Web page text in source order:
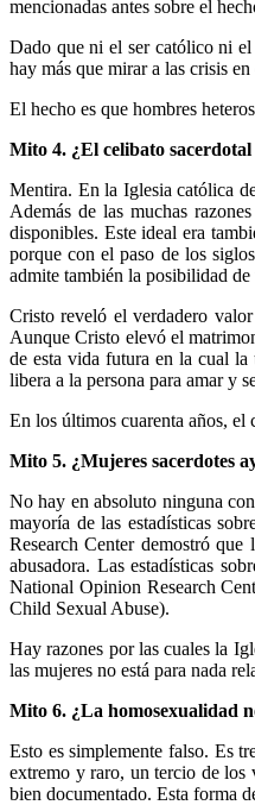
mencionadas antes sobre el
Dado que ni el ser católico ni
hay más que mirar a las crisis
El hecho es que hombres
Mito 4. ¿El celibato
Mentira. En la Iglesia católica
Además de las muchas
disponibles. Este ideal era
porque con el paso de los
admite también la posibilidad de
Cristo reveló el verdadero
Aunque Cristo elevó el
de esta vida futura en la cual
libera a la persona para amar y
En los últimos cuarenta años, el
Mito 5. ¿Mujeres sacerdotes
No hay en absoluto ninguna
mayoría de las estadísticas
Research Center demostró
abusadora. Las estadísticas
National Opinion Research
Child Sexual Abuse).
Hay razones por las cuales la
las mujeres no está para nada
Mito 6. ¿La homosexualidad
Esto es simplemente falso. Es
extremo y raro, un tercio de los
bien documentado. Esta forma